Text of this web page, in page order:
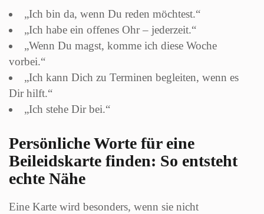
„Ich bin da, wenn Du reden möchtest.“
„Ich habe ein offenes Ohr – jederzeit.“
„Wenn Du magst, komme ich diese Woche
vorbei.“
„Ich kann Dich zu Terminen begleiten, wenn es
Dir hilft.“
„Ich stehe Dir bei.“
Persönliche Worte für eine
Beileidskarte finden: So entsteht
echte Nähe
Eine Karte wird besonders, wenn sie nicht